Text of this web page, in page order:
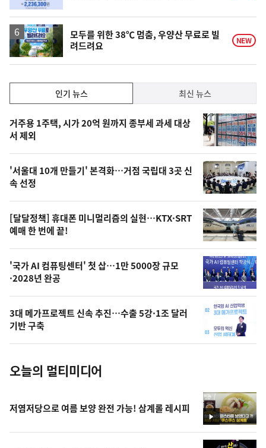
모두를 위한 38℃ 멈춤, 우양산 무료로 빌
려드려요
NEW
기,
최
신,
오
늘
의
영
상
오
의
사
진
인기 뉴스 최신 뉴스
기
뉴
스
거주용 1주택, 시가 20억 원까지 종부세 과세 대상
서 제외
'서울대 10개 만들기' 본격화…거점 국립대 3곳 신
속 선정
[달달정책] 휴대폰 미니멀리즘의 실현…KTX·SRT
예매 한 번에 끝!
'국가 AI 컴퓨팅센터' 첫 삽…1만 5000장 규모
·2028년 완공
3대 메가프로젝트 신속 추진…수출 5강·1조 달러
기반 구축
오늘의 멀티미디어
영
상
저염저당으로 여름 보양 완전 가능! 삼계롤 레시피